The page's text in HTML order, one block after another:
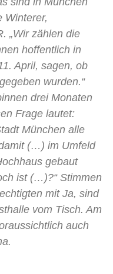
Winterer,
„Wir zählen die
hoffentlich in
April, sagen, ob
wurden.“
drei Monaten
Frage lautet:
München alle
(…) im Umfeld
gebaut
ist (…)?“ Stimmen
mit Ja, sind
vom Tisch. Am
auch